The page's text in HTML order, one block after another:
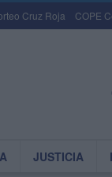
Cruz Roja COPE
JUSTICIA